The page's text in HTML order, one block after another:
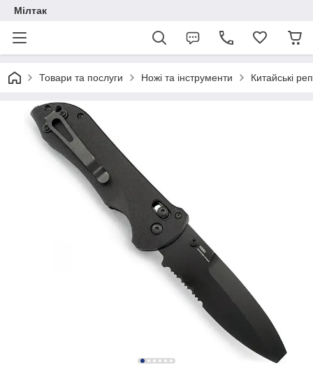
Мілтак
Товари та послуги Ножі та інструменти Китайські